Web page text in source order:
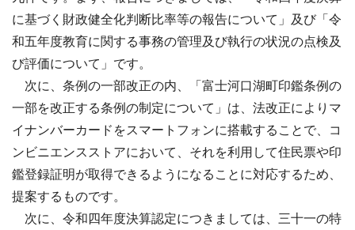
に基づく財政健全化判断比率等の報告について」及び「令
和五年度教育に関する事務の管理及び執行の状況の点検及
び評価について」です。
次に、条例の一部改正の内、「富士河口湖町印鑑条例の
一部を改正する条例の制定について」は、法改正によりマ
イナンバーカードをスマートフォンに搭載することで、コ
ンビニエンスストアにおいて、それを利用して住民票や印
鑑登録証明が取得できるようになることに対応するため、
提案するものです。
次に、令和四年度決算認定につきましては、三十一の特